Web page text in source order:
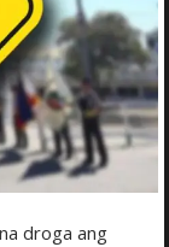
droga ang